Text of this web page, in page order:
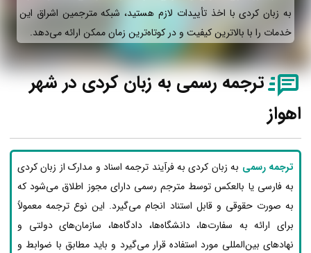
به زبان کردی با اخذ تأییدات لازم هستید، شبکه مترجمین اشراق این
خدمات را با بالاترین کیفیت و در کوتاه‌ترین زمان ممکن ارائه می‌دهد.
ترجمه رسمی به زبان کردی در شهر
اهواز
ترجمه رسمی به زبان کردی به فرآیند ترجمه اسناد و مدارک از زبان کردی
به فارسی یا بالعکس توسط مترجم رسمی دارای مجوز اطلاق می‌شود که
به صورت حقوقی و قابل استناد انجام می‌گیرد. این نوع ترجمه معمولاً
برای ارائه به سفارت‌ها، دانشگاه‌ها، دادگاه‌ها، سازمان‌های دولتی و
نهادهای بین‌المللی مورد استفاده قرار می‌گیرد و باید مطابق با ضوابط و